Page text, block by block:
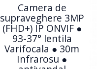
Camera de
supraveghere 3MP
(FHD+) IP ONVIF ●
93-37° lentila
Varifocala ● 30m
Infrarosu ●